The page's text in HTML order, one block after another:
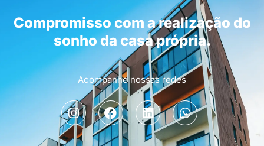
Compromisso com a realização do
sonho da casa própria.
Acompanhe nossas redes